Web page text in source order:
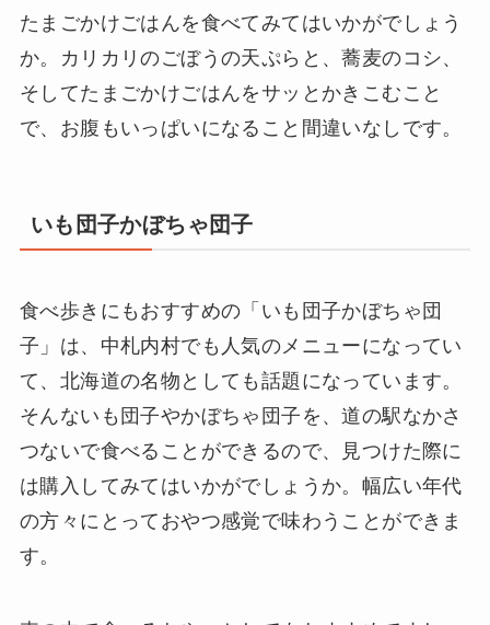
たまごかけごはんを食べてみてはいかがでしょう
か。カリカリのごぼうの天ぷらと、蕎麦のコシ、
そしてたまごかけごはんをサッとかきこむこと
で、お腹もいっぱいになること間違いなしです。
いも団子かぼちゃ団子
食べ歩きにもおすすめの「いも団子かぼちゃ団
子」は、中札内村でも人気のメニューになってい
て、北海道の名物としても話題になっています。
そんないも団子やかぼちゃ団子を、道の駅なかさ
つないで食べることができるので、見つけた際に
は購入してみてはいかがでしょうか。幅広い年代
の方々にとっておやつ感覚で味わうことができま
す。